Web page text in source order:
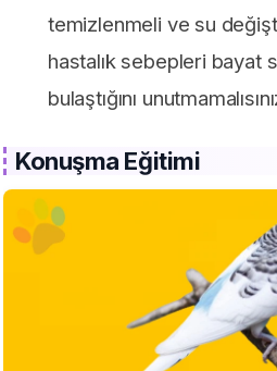
temizlenmeli ve su
hastalık sebepleri bayat
bulaştığını
Konuşma Eğitimi